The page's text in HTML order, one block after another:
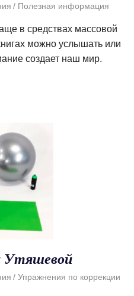
Полезная информация
в средствах массовой
можно услышать или
создает наш мир.
Утяшевой
Упражнения по коррекции